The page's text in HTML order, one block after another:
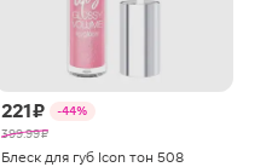
221 ₽
-44%
399.99 ₽
Блеск для губ Icon тон 508